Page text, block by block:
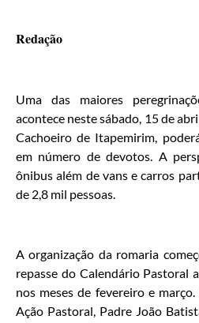
Redação
Uma das maiores
acontece neste sábado, 15 de
Cachoeiro de Itapemirim,
em número de devotos. A
ônibus além de vans e carros
de 2,8 mil pessoas.
A organização da romaria
repasse do Calendário Pastoral
nos meses de fevereiro e
Ação Pastoral, Padre João